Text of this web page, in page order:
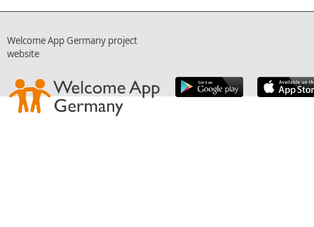
Welcome App Germany project
website